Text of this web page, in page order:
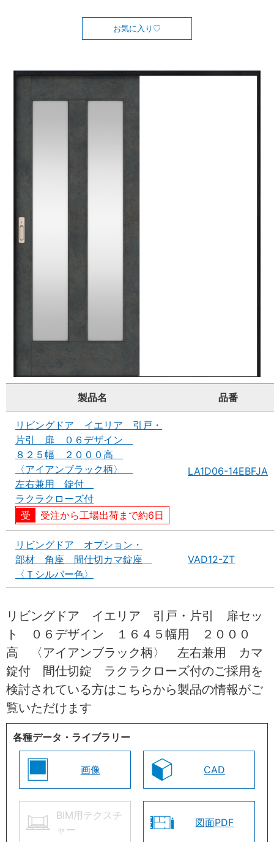
お気に入り
製品名 品番
リビングドア イエリア 引戸・
片引 扉 ０６デザイン
８２５幅 ２０００高
〈アイアンブラック柄〉
左右兼用 錠付
ラクラクローズ付
受注から工場出荷まで約6日
LA1D06-14EBFJA
リビングドア オプション・
部材 角座 間仕切カマ錠座
〈Ｔシルバー色〉
VAD12-ZT
リビングドア イエリア 引戸・片引 扉セッ
ト ０６デザイン １６４５幅用 ２０００
高 〈アイアンブラック柄〉 左右兼用 カマ
錠付 間仕切錠 ラクラクローズ付のご採用を
検討されている方はこちらから製品の情報がご
覧いただけます
各種データ・ライブラリー
画像 CAD
BIM用テクスチ
ャー
図面PDF